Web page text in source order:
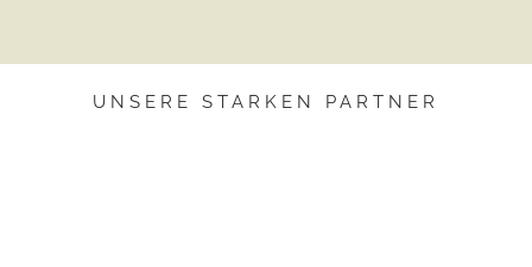
UNSERE STARKEN PARTNER